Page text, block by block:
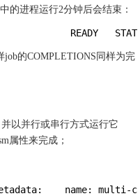
的进程运行2分钟后会结束：
READY
job的COMPLETIONS同样为完
以并行或串行方式运行它
属性来完成；
name: